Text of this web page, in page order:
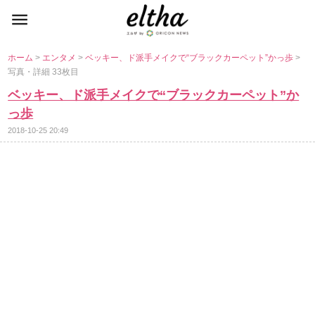
ホーム> エンタメ>ベッキー、ド派手メイクで“ブラックカーペット”かっ歩>
写真・詳細 33枚目
ベッキー、ド派手メイクで“ブラックカーペット”か
っ歩
2018-10-25 20:49